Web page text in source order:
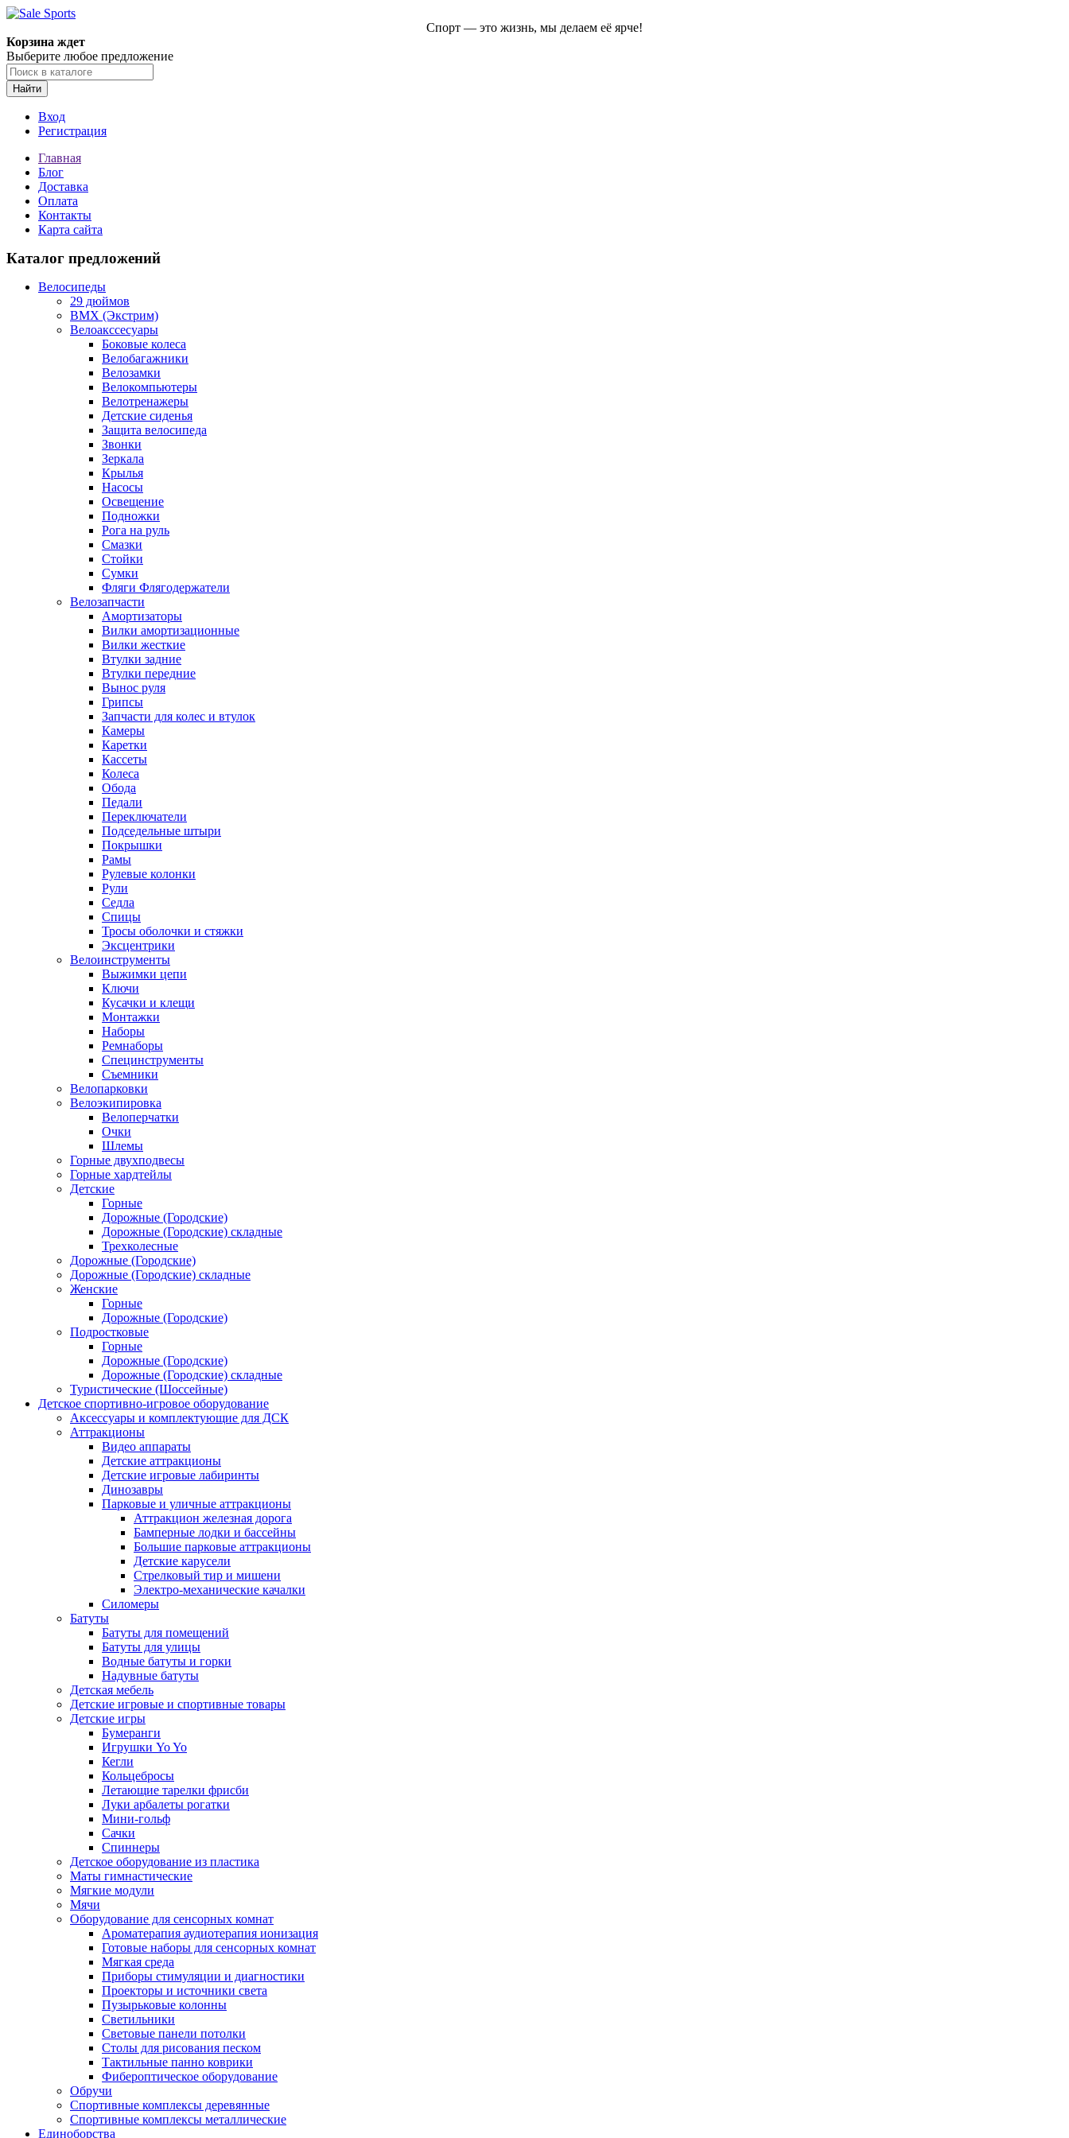
Спорт — это жизнь, мы делаем её ярче!
Корзина ждет
Выберите любое предложение
Найти
Вход
Регистрация
Главная
Блог
Доставка
Оплата
Контакты
Карта сайта
Каталог предложений
Велосипеды
29 дюймов
BMX (Экстрим)
Велоакссесуары
Боковые колеса
Велобагажники
Велозамки
Велокомпьютеры
Велотренажеры
Детские сиденья
Защита велосипеда
Звонки
Зеркала
Крылья
Насосы
Освещение
Подножки
Рога на руль
Смазки
Стойки
Сумки
Фляги Флягодержатели
Велозапчасти
Амортизаторы
Вилки амортизационные
Вилки жесткие
Втулки задние
Втулки передние
Вынос руля
Грипсы
Запчасти для колес и втулок
Камеры
Каретки
Кассеты
Колеса
Обода
Педали
Переключатели
Подседельные штыри
Покрышки
Рамы
Рулевые колонки
Рули
Седла
Спицы
Тросы оболочки и стяжки
Эксцентрики
Велоинструменты
Выжимки цепи
Ключи
Кусачки и клещи
Монтажки
Наборы
Ремнаборы
Специнструменты
Съемники
Велопарковки
Велоэкипировка
Велоперчатки
Очки
Шлемы
Горные двухподвесы
Горные хардтейлы
Детские
Горные
Дорожные (Городские)
Дорожные (Городские) складные
Трехколесные
Дорожные (Городские)
Дорожные (Городские) складные
Женские
Горные
Дорожные (Городские)
Подростковые
Горные
Дорожные (Городские)
Дорожные (Городские) складные
Туристические (Шоссейные)
Детское спортивно-игровое оборудование
Аксессуары и комплектующие для ДСК
Аттракционы
Видео аппараты
Детские аттракционы
Детские игровые лабиринты
Динозавры
Парковые и уличные аттракционы
Аттракцион железная дорога
Бамперные лодки и бассейны
Большие парковые аттракционы
Детские карусели
Стрелковый тир и мишени
Электро-механические качалки
Силомеры
Батуты
Батуты для помещений
Батуты для улицы
Водные батуты и горки
Надувные батуты
Детская мебель
Детские игровые и спортивные товары
Детские игры
Бумеранги
Игрушки Yo Yo
Кегли
Кольцебросы
Летающие тарелки фрисби
Луки арбалеты рогатки
Мини-гольф
Сачки
Спиннеры
Детское оборудование из пластика
Маты гимнастические
Мягкие модули
Мячи
Оборудование для сенсорных комнат
Ароматерапия аудиотерапия ионизация
Готовые наборы для сенсорных комнат
Мягкая среда
Приборы стимуляции и диагностики
Проекторы и источники света
Пузырьковые колонны
Светильники
Световые панели потолки
Столы для рисования песком
Тактильные панно коврики
Фибероптическое оборудование
Обручи
Спортивные комплексы деревянные
Спортивные комплексы металлические
Единоборства